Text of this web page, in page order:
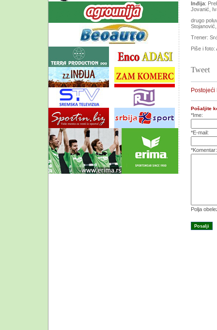
Inđija:
Jovanić,
drugo
Trener:
Piše i foto:
Tweet
Postojeći
Pošaljite
*Ime:
*E-mail:
*Komentar:
Polja